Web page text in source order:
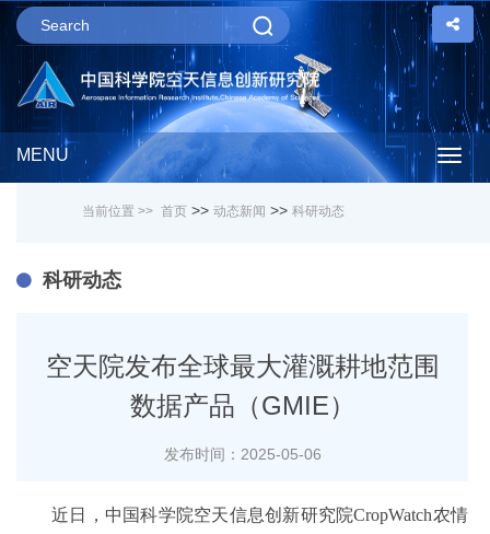
MENU
当前位置 >> 首页 >> 动态新闻 >> 科研动态
科研动态
空天院发布全球最大灌溉耕地范围
数据产品（GMIE）
发布时间：2025-05-06
近日，中国科学院空天信息创新研究院CropWatch农情